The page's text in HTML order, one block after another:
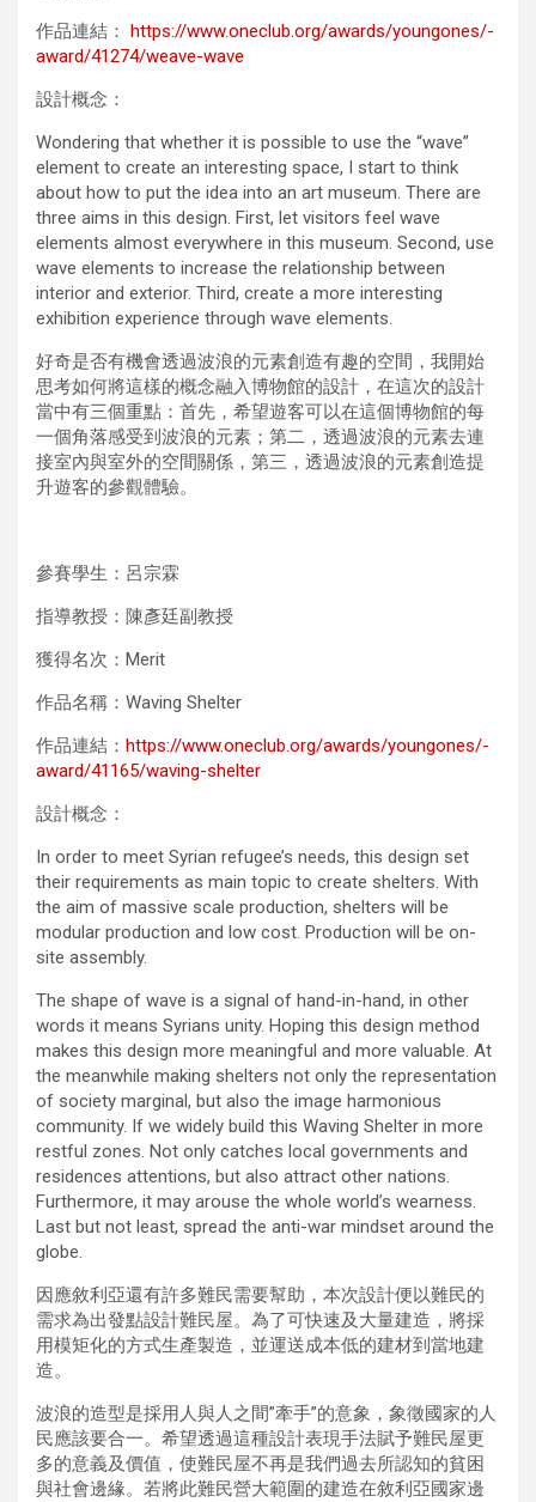
作品連結： https://www.oneclub.org/awards/youngones/-
award/41274/weave-wave
設計概念：
Wondering that whether it is possible to use the “wave”
element to create an interesting space, I start to think
about how to put the idea into an art museum. There are
three aims in this design. First, let visitors feel wave
elements almost everywhere in this museum. Second, use
wave elements to increase the relationship between
interior and exterior. Third, create a more interesting
exhibition experience through wave elements.
好奇是否有機會透過波浪的元素創造有趣的空間，我開始
思考如何將這樣的概念融入博物館的設計，在這次的設計
當中有三個重點：首先，希望遊客可以在這個博物館的每
一個角落感受到波浪的元素；第二，透過波浪的元素去連
接室內與室外的空間關係，第三，透過波浪的元素創造提
升遊客的參觀體驗。
參賽學生：呂宗霖
指導教授：陳彥廷副教授
獲得名次：Merit
作品名稱：Waving Shelter
作品連結： https://www.oneclub.org/awards/youngones/-
award/41165/waving-shelter
設計概念：
In order to meet Syrian refugee’s needs, this design set
their requirements as main topic to create shelters. With
the aim of massive scale production, shelters will be
modular production and low cost. Production will be on-
site assembly.
The shape of wave is a signal of hand-in-hand, in other
words it means Syrians unity. Hoping this design method
makes this design more meaningful and more valuable. At
the meanwhile making shelters not only the representation
of society marginal, but also the image harmonious
community. If we widely build this Waving Shelter in more
restful zones. Not only catches local governments and
residences attentions, but also attract other nations.
Furthermore, it may arouse the whole world’s wearness.
Last but not least, spread the anti-war mindset around the
globe.
因應敘利亞還有許多難民需要幫助，本次設計便以難民的
需求為出發點設計難民屋。為了可快速及大量建造，將採
用模矩化的方式生產製造，並運送成本低的建材到當地建
造。
波浪的造型是採用人與人之間”牽手”的意象，象徵國家的人
民應該要合一。希望透過這種設計表現手法賦予難民屋更
多的意義及價值，使難民屋不再是我們過去所認知的貧困
與社會邊緣。若將此難民營大範圍的建造在敘利亞國家邊